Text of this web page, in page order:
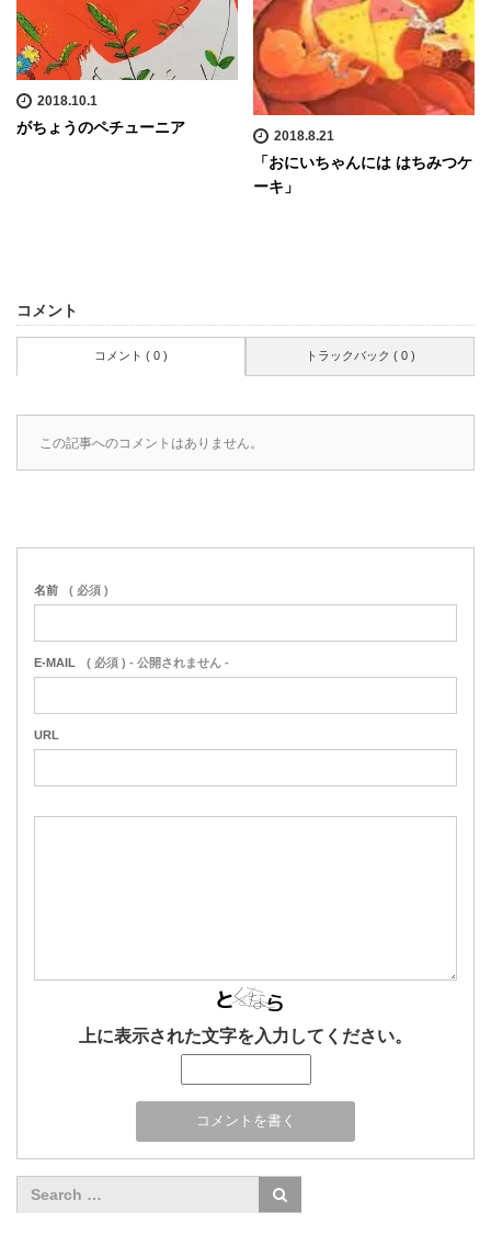
2018.10.1
がちょうのペチューニア 2018.8.21
「おにいちゃんには はちみつケ
ーキ」
コメント
コメント ( 0 ) トラックバック ( 0 )
この記事へのコメントはありません。
名前 ( 必須 )
E-MAIL ( 必須 ) - 公開されません -
URL
上に表示された文字を入力してください。